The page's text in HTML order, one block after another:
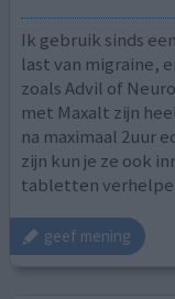
Ik gebruik sinds
last van migraine,
zoals Advil of
met Maxalt zijn
na maximaal 2uur
zijn kun je ze ook
tabletten
geef mening